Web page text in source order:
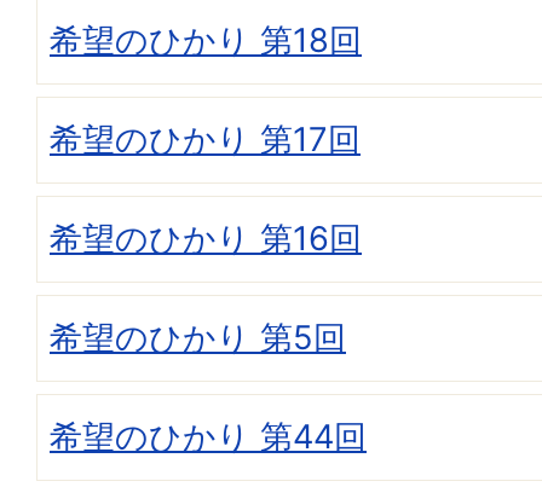
希望のひかり 第18回
希望のひかり 第17回
希望のひかり 第16回
希望のひかり 第5回
希望のひかり 第44回